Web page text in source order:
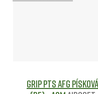
Grip PTS AFG písková